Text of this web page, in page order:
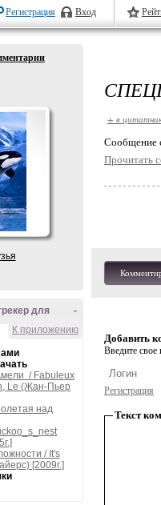
Регистрация Вход
-
для
К приложению
/ Fabuleux
Le (Жан-Пьер
над
/ It's
[2009г.]
+ в
Cообщение
Прочитать
Добавить
Введите свое
Регистрация
Текст